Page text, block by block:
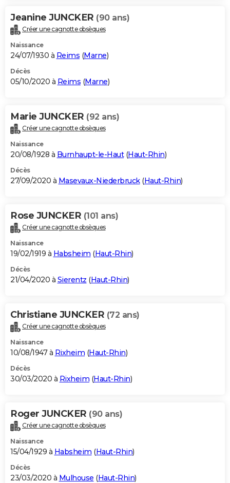
Jeanine JUNCKER (90 ans)
Créer une cagnotte obsèques
Naissance
24/07/1930 à Reims (Marne)
Décès
05/10/2020 à Reims (Marne)
Marie JUNCKER (92 ans)
Créer une cagnotte obsèques
Naissance
20/08/1928 à Burnhaupt-le-Haut(Haut-Rhin)
Décès
27/09/2020 à Masevaux-Niederbruck(Haut-Rhin)
Rose JUNCKER (101 ans)
Créer une cagnotte obsèques
Naissance
19/02/1919 à Habsheim (Haut-Rhin)
Décès
21/04/2020 à Sierentz (Haut-Rhin)
Christiane JUNCKER (72 ans)
Créer une cagnotte obsèques
Naissance
10/08/1947 à Rixheim (Haut-Rhin)
Décès
30/03/2020 à Rixheim (Haut-Rhin)
Roger JUNCKER (90 ans)
Créer une cagnotte obsèques
Naissance
15/04/1929 à Habsheim (Haut-Rhin)
Décès
23/03/2020 à Mulhouse (Haut-Rhin)